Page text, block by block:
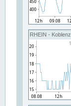
RHEIN - Koblenz